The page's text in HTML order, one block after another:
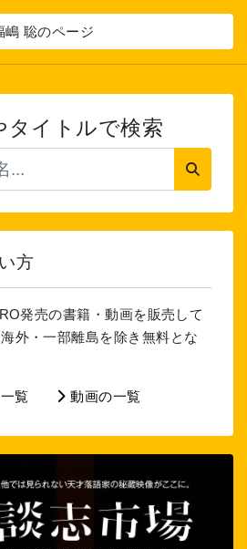
嶋 聡のページ
タイトルで検索
方
発売の書籍・動画を販売して
外・一部離島を除き無料とな
覧 動画の一覧